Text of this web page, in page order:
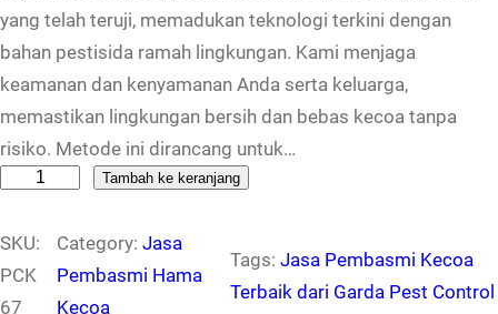
yang telah teruji, memadukan teknologi terkini dengan
bahan pestisida ramah lingkungan. Kami menjaga
keamanan dan kenyamanan Anda serta keluarga,
memastikan lingkungan bersih dan bebas kecoa tanpa
risiko. Metode ini dirancang untuk…
a
n
t
Tambah ke keranjang
SKU:
PCK
67
Category: Jasa
Pembasmi Hama
Kecoa
Tags:Jasa Pembasmi Kecoa
Terbaik dari Garda Pest Control